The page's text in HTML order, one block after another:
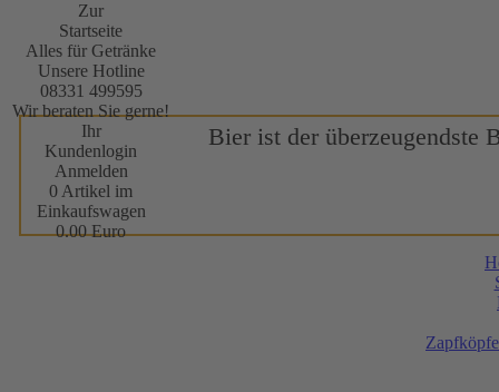
Zur
Startseite
Alles für Getränke
Unsere Hotline
08331 499595
Wir beraten Sie gerne!
Ihr
Kundenlogin
Anmelden
0 Artikel im
Einkaufswagen
0.00 Euro
Bier ist der überzeugendste